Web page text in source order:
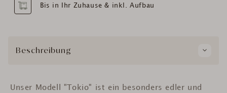
Bis in Ihr Zuhause & inkl. Aufbau
Beschreibung
Unser Modell "Tokio" ist ein besonders edler und